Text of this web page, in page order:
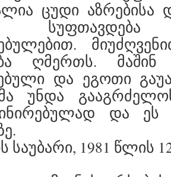
ცუდი აზრებისა
სუფთავდება
ღმერთს.
და ეგოთი
უნდა
და ეს
საუბარი, 1981 წლის